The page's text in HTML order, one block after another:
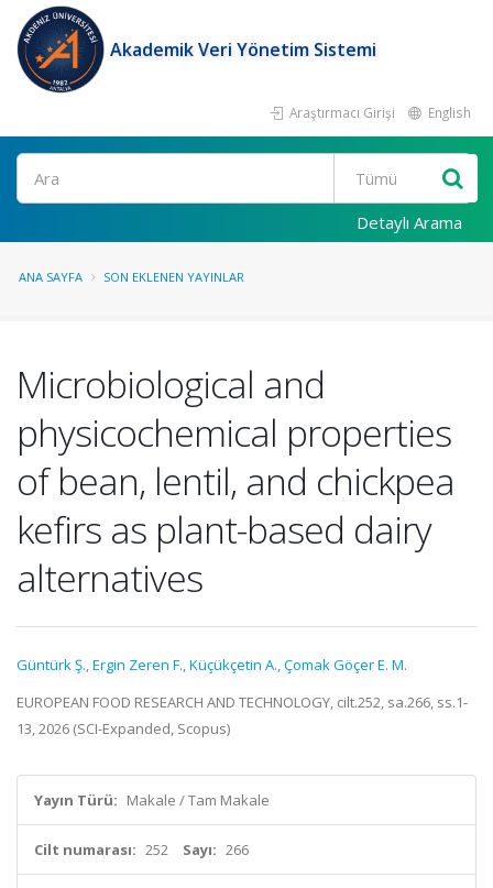
Akademik Veri Yönetim Sistemi
Araştırmacı Girişi English
Ara
Detaylı Arama
ANA SAYFA SON EKLENEN YAYINLAR
Microbiological and
physicochemical properties
of bean, lentil, and chickpea
kefirs as plant-based dairy
alternatives
Güntürk Ş.,Ergin Zeren F.,Küçükçetin A.,Çomak Göçer E. M.
EUROPEAN FOOD RESEARCH AND TECHNOLOGY, cilt.252, sa.266, ss.1-
13, 2026 (SCI-Expanded, Scopus)
Yayın Türü: Makale / Tam Makale
Cilt numarası: 252 Sayı: 266